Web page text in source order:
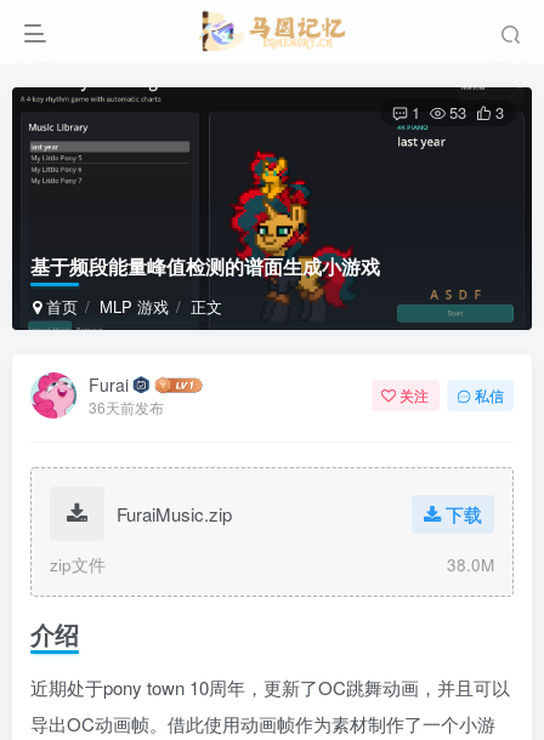
基于频段能量峰值检测的谱面生成小游戏
首页 MLP 游戏 正文
1 53 3
Furai
36天前发布
关注 私信
FuraiMusic.zip 下载
zip文件 38.0M
介绍
近期处于pony town 10周年，更新了OC跳舞动画，并且可以
导出OC动画帧。借此使用动画帧作为素材制作了一个小游